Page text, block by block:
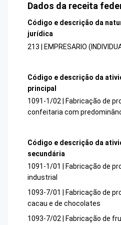
Dados da receita
Código e descrição da
jurídica
213 | EMPRESARIO
Código e descrição da
principal
1091-1/02 | Fabricação de
confeitaria com
Código e descrição da
secundária
1091-1/01 | Fabricação de
industrial
1093-7/01 | Fabricação de
cacau e de chocolates
1093-7/02 | Fabricação de